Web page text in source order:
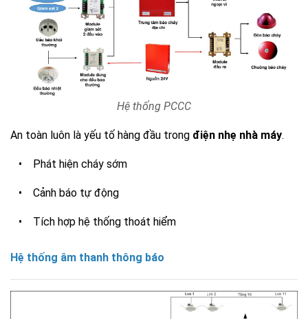
Hệ thống PCCC
An toàn luôn là yếu tố hàng đầu trong điện nhẹ nhà máy.
• Phát hiện cháy sớm
• Cảnh báo tự động
• Tích hợp hệ thống thoát hiểm
Hệ thống âm thanh thông báo